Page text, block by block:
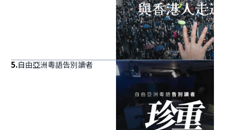
5.自由亞洲粵語告別讀者